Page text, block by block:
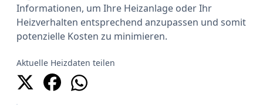
Informationen, um Ihre Heizanlage oder Ihr
Heizverhalten entsprechend anzupassen und somit
potenzielle Kosten zu minimieren.
Aktuelle Heizdaten teilen